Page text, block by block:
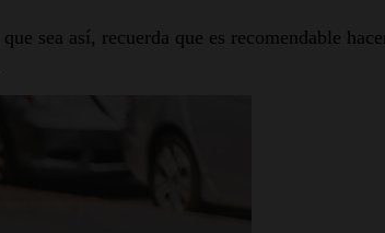
sea así, recuerda que es recomendable